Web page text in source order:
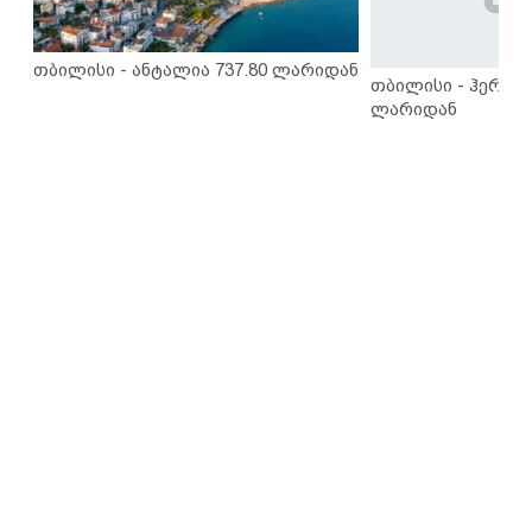
თბილისი - ანტალია 737.80 ლარიდან
თბილისი -
ლარიდან